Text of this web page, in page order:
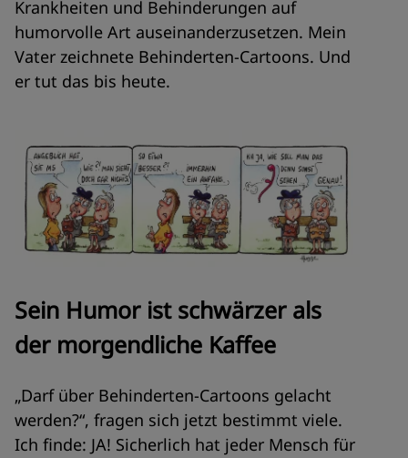
Krankheiten und Behinderungen auf
humorvolle Art auseinanderzusetzen. Mein
Vater zeichnete Behinderten-Cartoons. Und
er tut das bis heute.
Sein Humor ist schwärzer als
der morgendliche Kaffee
„Darf über Behinderten-Cartoons gelacht
werden?“, fragen sich jetzt bestimmt viele.
Ich finde: JA! Sicherlich hat jeder Mensch für